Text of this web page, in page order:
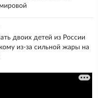
двоих детей из России
из-за сильной жары на